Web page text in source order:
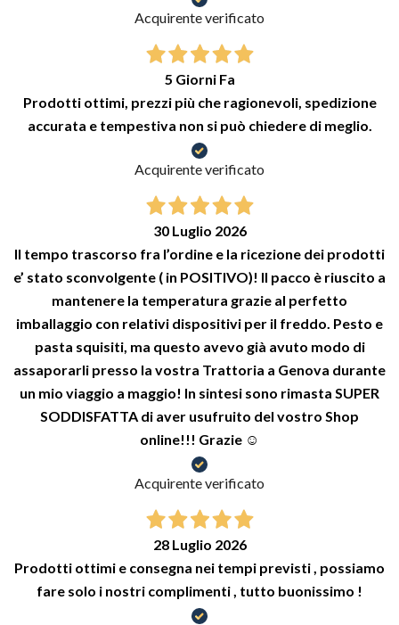
Acquirente verificato
5 Giorni Fa
Prodotti ottimi, prezzi più che ragionevoli, spedizione
accurata e tempestiva non si può chiedere di meglio.
Acquirente verificato
30 Luglio 2026
Il tempo trascorso fra l’ordine e la ricezione dei prodotti
e’ stato sconvolgente ( in POSITIVO)! Il pacco è riuscito a
mantenere la temperatura grazie al perfetto
imballaggio con relativi dispositivi per il freddo. Pesto e
pasta squisiti, ma questo avevo già avuto modo di
assaporarli presso la vostra Trattoria a Genova durante
un mio viaggio a maggio! In sintesi sono rimasta SUPER
SODDISFATTA di aver usufruito del vostro Shop
online!!! Grazie ☺️
Acquirente verificato
28 Luglio 2026
Prodotti ottimi e consegna nei tempi previsti , possiamo
fare solo i nostri complimenti , tutto buonissimo !